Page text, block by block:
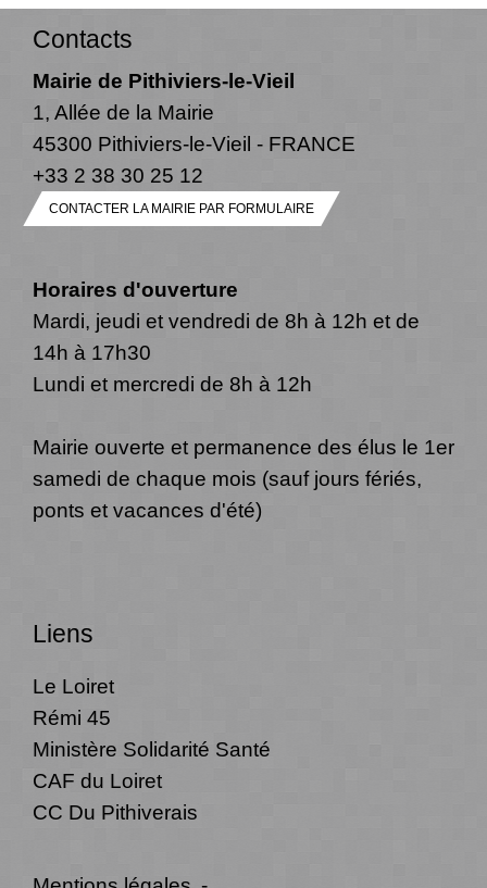
Contacts
Mairie de Pithiviers-le-Vieil
1, Allée de la Mairie
45300 Pithiviers-le-Vieil - FRANCE
+33 2 38 30 25 12
CONTACTER LA MAIRIE PAR FORMULAIRE
Horaires d'ouverture
Mardi, jeudi et vendredi de 8h à 12h et de
14h à 17h30
Lundi et mercredi de 8h à 12h
Mairie ouverte et permanence des élus le 1er
samedi de chaque mois (sauf jours fériés,
ponts et vacances d'été)
Liens
Le Loiret
Rémi 45
Ministère Solidarité Santé
CAF du Loiret
CC Du Pithiverais